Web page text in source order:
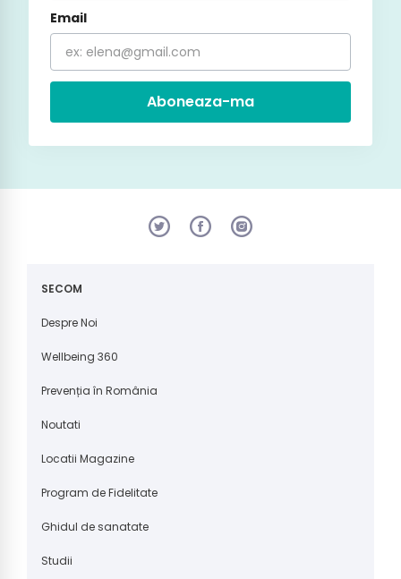
Email
Aboneaza-ma
SECOM
Despre Noi
Wellbeing 360
Prevenția în România
Noutati
Locatii Magazine
Program de Fidelitate
Ghidul de sanatate
Studii